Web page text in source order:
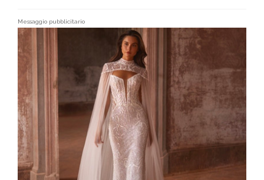
Messaggio pubblicitario